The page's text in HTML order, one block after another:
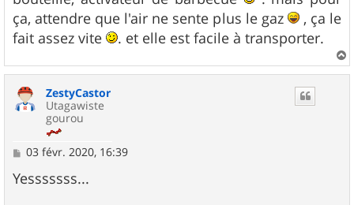
ça, attendre que l'air ne sente plus le gaz
, ça le
fait assez vite
. et elle est facile à transporter.
a
ZestyCastor
Utagawiste
gourou
M
s
s
03 févr. 2020, 16:39
Yesssssss...